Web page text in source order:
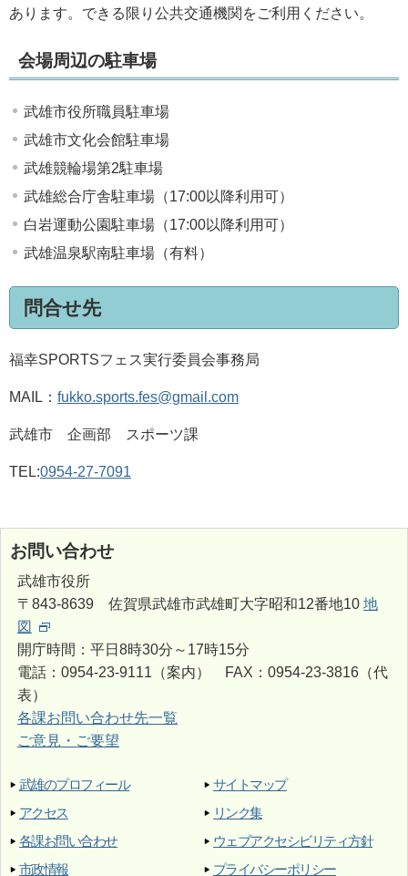
あります。できる限り公共交通機関をご利用ください。
会場周辺の駐車場
武雄市役所職員駐車場
武雄市文化会館駐車場
武雄競輪場第2駐車場
武雄総合庁舎駐車場（17:00以降利用可）
白岩運動公園駐車場（17:00以降利用可）
武雄温泉駅南駐車場（有料）
問合せ先
福幸SPORTSフェス実行委員会事務局
MAIL： fukko.sports.fes@gmail.com
武雄市 企画部 スポーツ課
TEL:0954-27-7091
お問い合わせ
武雄市役所
〒843-8639 佐賀県武雄市武雄町大字昭和12番地10 地
図
開庁時間：平日8時30分～17時15分
電話：0954-23-9111（案内） FAX：0954-23-3816（代
表）
各課お問い合わせ先一覧
ご意見・ご要望
武雄のプロフィール
アクセス
各課お問い合わせ
市政情報
サイトマップ
リンク集
ウェブアクセシビリティ方針
プライバシーポリシー